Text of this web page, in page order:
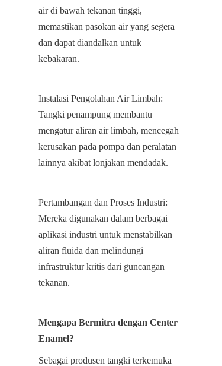
air di bawah tekanan tinggi,
memastikan pasokan air yang segera
dan dapat diandalkan untuk
kebakaran.
Instalasi Pengolahan Air Limbah:
Tangki penampung membantu
mengatur aliran air limbah, mencegah
kerusakan pada pompa dan peralatan
lainnya akibat lonjakan mendadak.
Pertambangan dan Proses Industri:
Mereka digunakan dalam berbagai
aplikasi industri untuk menstabilkan
aliran fluida dan melindungi
infrastruktur kritis dari guncangan
tekanan.
Mengapa Bermitra dengan Center
Enamel?
Sebagai produsen tangki terkemuka